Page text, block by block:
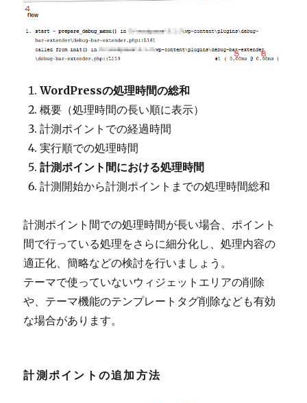
WordPressの処理時間の総和
概要（処理時間の長い順に表示）
計測ポイントでの経過時間
実行順での処理時間
計測ポイント間における処理時間
計測開始から計測ポイントまでの処理時間総和
計測ポイント間での処理時間が長い場合、ポイント
間で行っている処理をさらに細分化し、処理内容の
適正化、簡略などの検討を行いましょう。
テーマで使っていないウィジェットエリアの削除
や、テーマ機能のテンプレートタグ削除なども有効
な場合があります。
計測ポイントの追加方法